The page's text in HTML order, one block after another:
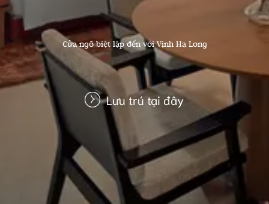
Cửa ngõ biệt lập đến với Vịnh Hạ Long
Lưu trú tại đây